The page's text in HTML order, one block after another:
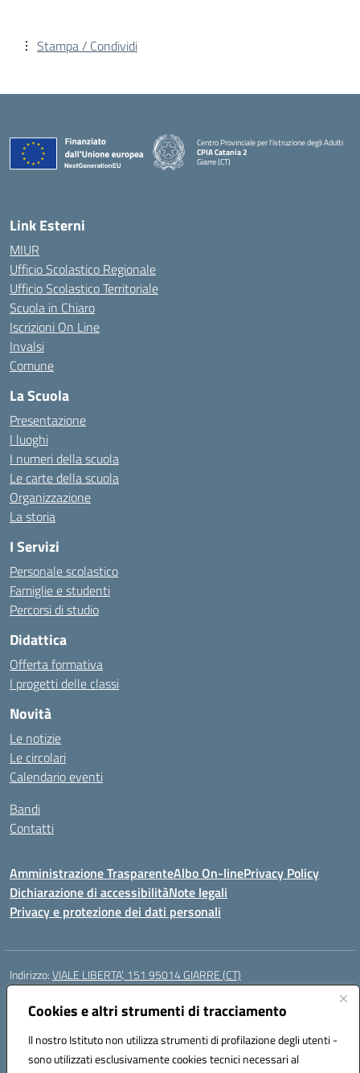
Cookies e altri strumenti di tracciamento
Il nostro Istituto non utilizza strumenti di profilazione degli utenti -
sono utilizzati esclusivamente cookies tecnici necessari al
Stampa / Condividi
Centro Provinciale per l'istruzione degli Adulti
CPIA Catania 2
Giarre (CT)
Link Esterni
MIUR
Ufficio Scolastico Regionale
Ufficio Scolastico Territoriale
Scuola in Chiaro
Iscrizioni On Line
Invalsi
Comune
La Scuola
Presentazione
I luoghi
I numeri della scuola
Le carte della scuola
Organizzazione
La storia
I Servizi
Personale scolastico
Famiglie e studenti
Percorsi di studio
Didattica
Offerta formativa
I progetti delle classi
Novità
Le notizie
Le circolari
Calendario eventi
Bandi
Contatti
Amministrazione TrasparenteAlbo On-linePrivacy Policy
Dichiarazione di accessibilitàNote legali
Privacy e protezione dei dati personali
Indirizzo:VIALE LIBERTA’, 151 95014 GIARRE (CT)
Centralino:
Posta elettronica certificata (PEC):ctmm151004@pec.istruzione.it
Codice fiscale: 92032760875
Codice meccanografico:CTMM151004